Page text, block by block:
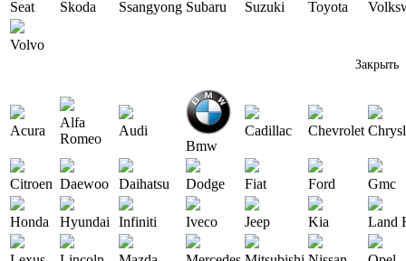
Seat Skoda Ssangyong Subaru Suzuki Toyota
Volvo
Закрыть
Acura
Alfa
Romeo
Audi
Bmw
Cadillac Chevrolet
Citroen Daewoo Daihatsu Dodge Fiat Ford Gmc
Honda Hyundai Infiniti Iveco Jeep Kia Land